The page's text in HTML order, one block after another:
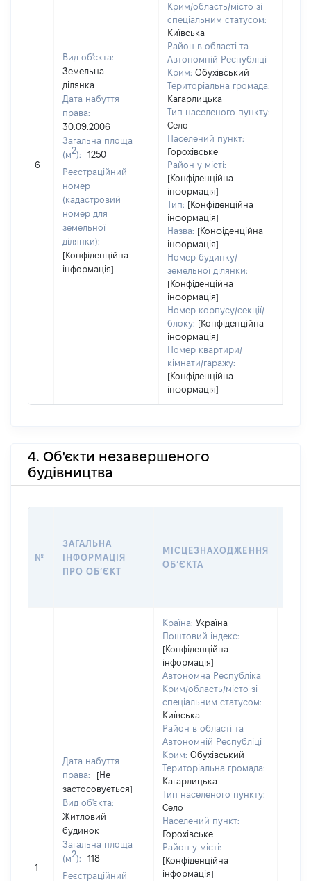
6
Вид об'єкта:
Земельна
ділянка
Дата набуття
права:
30.09.2006
Загальна площа
(м2):
1250
Реєстраційний
номер
(кадастровий
номер для
земельної
ділянки):
[Конфіденційна
інформація]
Крим/область/місто зі
спеціальним статусом:
Київська
Район в області та
Автономній Республіці
Крим: Обухівський
Територіальна громада:
Кагарлицька
Тип населеного пункту:
Село
Населений пункт:
Горохівське
Район у місті:
[Конфіденційна
інформація]
Тип: [Конфіденційна
інформація]
Назва: [Конфіденційна
інформація]
Номер будинку/
земельної ділянки:
[Конфіденційна
інформація]
Номер корпусу/секції/
блоку: [Конфіденційна
інформація]
Номер квартири/
кімнати/гаражу:
[Конфіденційна
інформація]
4. Об'єкти незавершеного
будівництва
№
ЗАГАЛЬНА
ІНФОРМАЦІЯ
ПРО ОБʼЄКТ
МІСЦЕЗНАХОДЖЕННЯ
ОБʼЄКТА
1
Дата набуття
права:
[Не
застосовується]
Вид об'єкта:
Житловий
будинок
Загальна площа
(м2):
118
Реєстраційний
Країна: Україна
Поштовий індекс:
[Конфіденційна
інформація]
Автономна Республіка
Крим/область/місто зі
спеціальним статусом:
Київська
Район в області та
Автономній Республіці
Крим: Обухівський
Територіальна громада:
Кагарлицька
Тип населеного пункту:
Село
Населений пункт:
Горохівське
Район у місті:
[Конфіденційна
інформація]